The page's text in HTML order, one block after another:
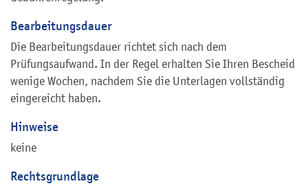
Bearbeitungsdauer
Die Bearbeitungsdauer richtet sich nach dem
Prüfungsaufwand. In der Regel erhalten Sie Ihren Bescheid
wenige Wochen, nachdem Sie die Unterlagen vollständig
eingereicht haben.
Hinweise
keine
Rechtsgrundlage